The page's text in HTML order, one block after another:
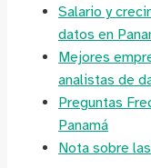
Salario y
datos en
Mejores
analistas de
Preguntas
Panamá
Nota sobre